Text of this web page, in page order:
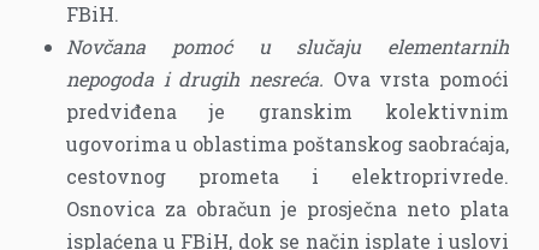
FBiH.
Novčana pomoć u slučaju elementarnih
nepogoda i drugih nesreća. Ova vrsta pomoći
predviđena je granskim kolektivnim
ugovorima u oblastima poštanskog saobraćaja,
cestovnog prometa i elektroprivrede.
Osnovica za obračun je prosječna neto plata
isplaćena u FBiH, dok se način isplate i uslovi